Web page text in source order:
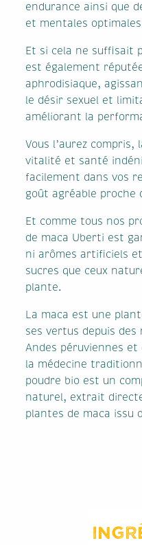
endurance ainsi que
et mentales
Et si cela ne suffisait
est également
aphrodisiaque,
le désir sexuel et
améliorant la
Vous l’aurez
vitalité et santé
facilement dans vos
goût agréable proche
Et comme tous nos
de maca Uberti est
ni arômes artificiels
sucres que ceux
plante.
La maca est une
ses vertus depuis des
Andes péruviennes
la médecine
poudre bio est un
naturel, extrait
plantes de maca issu